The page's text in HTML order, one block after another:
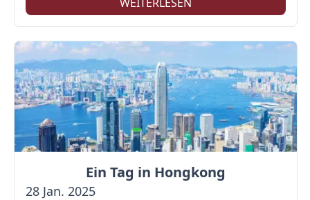
Ein Tag in Hongkong
28 Jan. 2025